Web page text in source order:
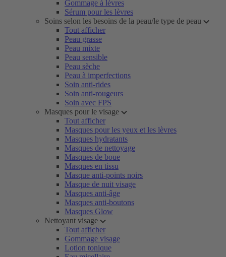
Gommage à lèvres
Sérum pour les lèvres
Soins selon les besoins de la peau/le type de peau
Tout afficher
Peau grasse
Peau mixte
Peau sensible
Peau sèche
Peau à imperfections
Soin anti-rides
Soin anti-rougeurs
Soin avec FPS
Masques pour le visage
Tout afficher
Masques pour les yeux et les lèvres
Masques hydratants
Masques de nettoyage
Masques de boue
Masques en tissu
Masque anti-points noirs
Masque de nuit visage
Masques anti-âge
Masques anti-boutons
Masques Glow
Nettoyant visage
Tout afficher
Gommage visage
Lotion tonique